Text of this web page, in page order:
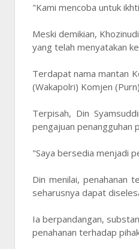
"Kami mencoba untuk
Meski demikian,
yang telah menyatakan
Terdapat nama mantan
(Wakapolri) Komjen
Terpisah, Din
pengajuan penangguhan
"Saya bersedia menjadi
Din menilai, penahanan
seharusnya dapat
Ia berpandangan,
penahanan terhadap